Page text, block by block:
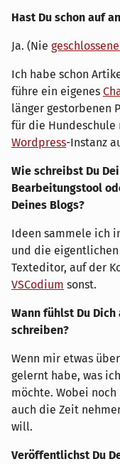
Hast Du schon auf
Ja. (Nie
Ich habe schon
führe ein eigenes
länger gestorbenen
für die Hundeschule
Wordpress-Instanz
Wie schreibst Du
Bearbeitungstool
Deines Blogs?
Ideen sammele ich
und die
Texteditor, auf der
VSCodium sonst.
Wann fühlst Du
schreiben?
Wenn mir etwas
gelernt habe, was
möchte. Wobei
auch die Zeit
will.
Veröffentlichst Du